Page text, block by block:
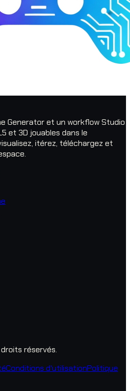
Generator et un workflow Studio
et 3D jouables dans le
itérez, téléchargez et
réservés.
Conditions d'utilisationPolitique